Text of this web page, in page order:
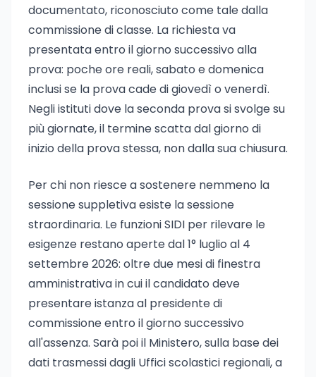
documentato, riconosciuto come tale dalla
commissione di classe. La richiesta va
presentata entro il giorno successivo alla
prova: poche ore reali, sabato e domenica
inclusi se la prova cade di giovedì o venerdì.
Negli istituti dove la seconda prova si svolge su
più giornate, il termine scatta dal giorno di
inizio della prova stessa, non dalla sua chiusura.
Per chi non riesce a sostenere nemmeno la
sessione suppletiva esiste la sessione
straordinaria. Le funzioni SIDI per rilevare le
esigenze restano aperte dal 1° luglio al 4
settembre 2026: oltre due mesi di finestra
amministrativa in cui il candidato deve
presentare istanza al presidente di
commissione entro il giorno successivo
all'assenza. Sarà poi il Ministero, sulla base dei
dati trasmessi dagli Uffici scolastici regionali, a